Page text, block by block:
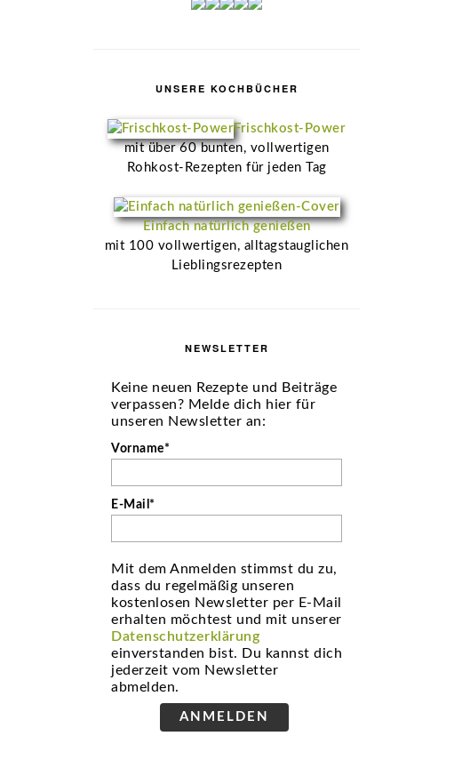
UNSERE KOCHBÜCHER
Frischkost-Power
mit über 60 bunten, vollwertigen
Rohkost-Rezepten für jeden Tag
Einfach natürlich genießen
mit 100 vollwertigen, alltagstauglichen
Lieblingsrezepten
NEWSLETTER
Keine neuen Rezepte und Beiträge
verpassen? Melde dich hier für
unseren Newsletter an:
Vorname*
E-Mail*
Mit dem Anmelden stimmst du zu,
dass du regelmäßig unseren
kostenlosen Newsletter per E-Mail
erhalten möchtest und mit unserer
Datenschutzerklärung
einverstanden bist. Du kannst dich
jederzeit vom Newsletter
abmelden.
ANMELDEN